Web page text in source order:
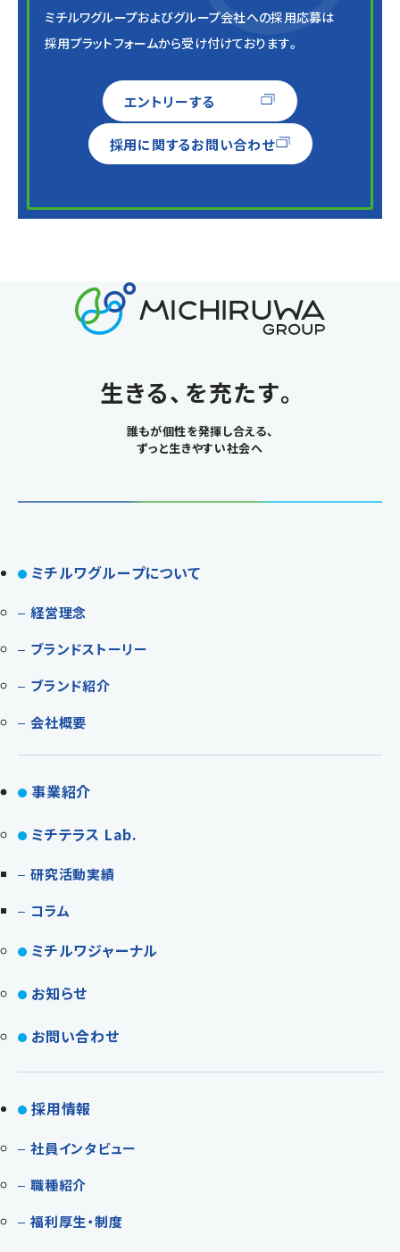
ミチルワグループおよびグループ会社への採用応募は
採用プラットフォームから受け付けております。
エントリーする
採用に関するお問い合わせ
生きる、を充たす。
誰もが個性を発揮し合える、
ずっと生きやすい社会へ
ミチルワグループについて
経営理念
ブランドストーリー
ブランド紹介
会社概要
事業紹介
ミチテラス Lab.
研究活動実績
コラム
ミチルワジャーナル
お知らせ
お問い合わせ
採用情報
社員インタビュー
職種紹介
福利厚生・制度